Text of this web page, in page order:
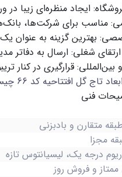
ایجاد منظره‌ای زیبا در
مناسب برای شرکت‌ها،
بهترین گزینه به عنوان
شغلی: ارسال به دفاتر
قرارگیری در کنار
گل افتتاحیه کد 66 چیست؟
فنی
متقارن و بادبزنی
درجه یک، لیسیانتوس تازه
و فروش روز